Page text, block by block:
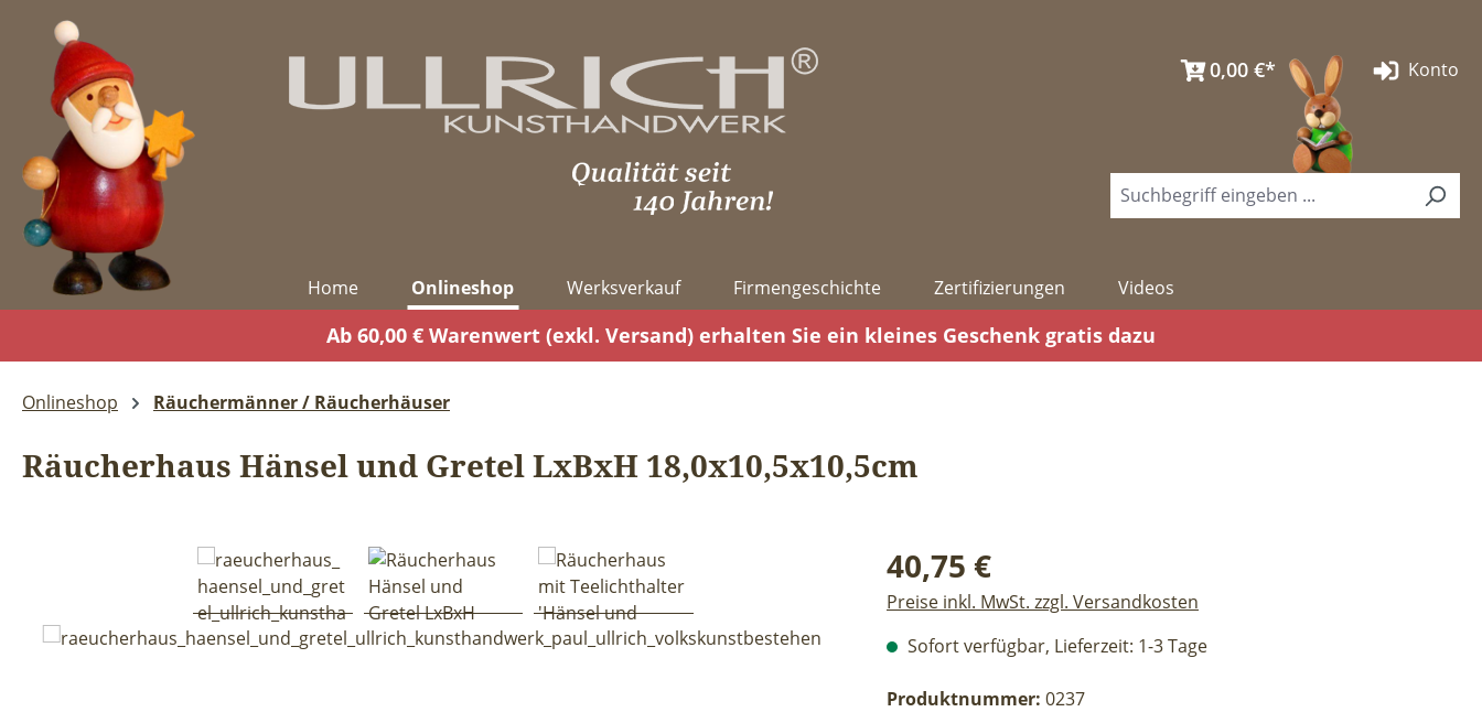
Hauptinhalt springen
Zur Suche springen
Zur Hauptnavigation springen
0,00 €* Konto
Home Onlineshop Werksverkauf Firmengeschichte Zertifizierungen Videos
Ab 60,00 € Warenwert (exkl. Versand) erhalten Sie ein kleines Geschenk gratis dazu
Onlineshop Räuchermänner / Räucherhäuser
Räucherhaus Hänsel und Gretel LxBxH 18,0x10,5x10,5cm
Bildergalerie überspringen Regulärer Preis:
40,75 €
Preise inkl. MwSt. zzgl. Versandkosten
Sofort verfügbar, Lieferzeit: 1-3 Tage
Produktnummer: 0237